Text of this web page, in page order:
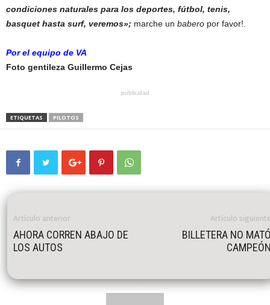
condiciones naturales para los deportes, fútbol, tenis,
basquet hasta surf, veremos»; marche un babero por favor!.
Por el equipo de VA
Foto gentileza Guillermo Cejas
publicidad
ETIQUETAS PILOTOS
Artículo anterior
AHORA CORREN ABAJO DE
LOS AUTOS
Artículo
BILLETERA NO